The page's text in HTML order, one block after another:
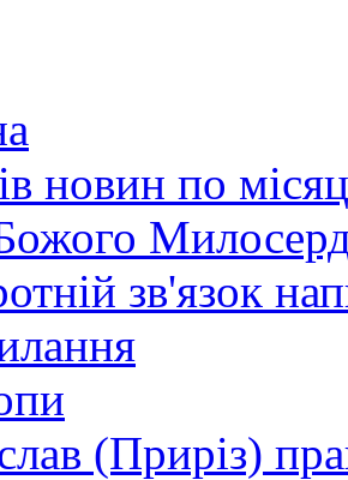
новин по
зв'язок
(Приріз)